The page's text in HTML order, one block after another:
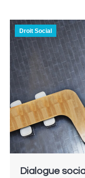
Droit Social
Dialogue